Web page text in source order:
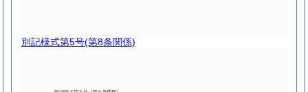
別記様式第5号(第8条関係)